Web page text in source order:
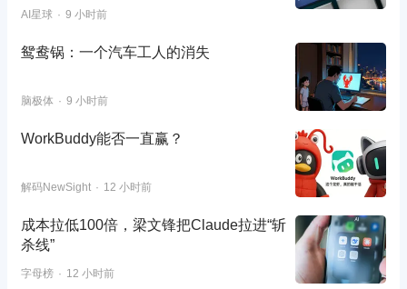
AI星球 9 小时前
鸳鸯锅：一个汽车工人的消失
脑极体 9 小时前
WorkBuddy能否一直赢？
解码NewSight 12 小时前
成本拉低100倍，梁文锋把Claude拉进“斩
杀线”
字母榜 12 小时前